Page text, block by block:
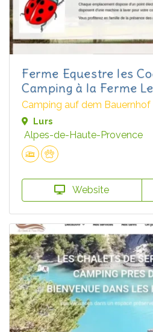
Ferme Equestre les
Camping à la Ferme
Camping auf dem Bauernhof
Lurs
Alpes-de-Haute-Provence
Website